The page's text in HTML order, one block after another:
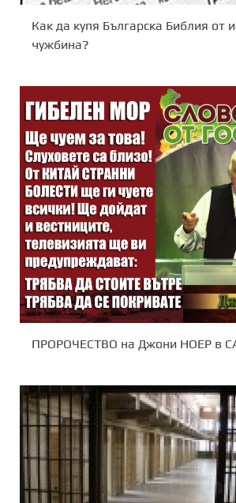
Как да купя Българска Библия от
чужбина?
ПРОРОЧЕСТВО на Джони НОЕР в